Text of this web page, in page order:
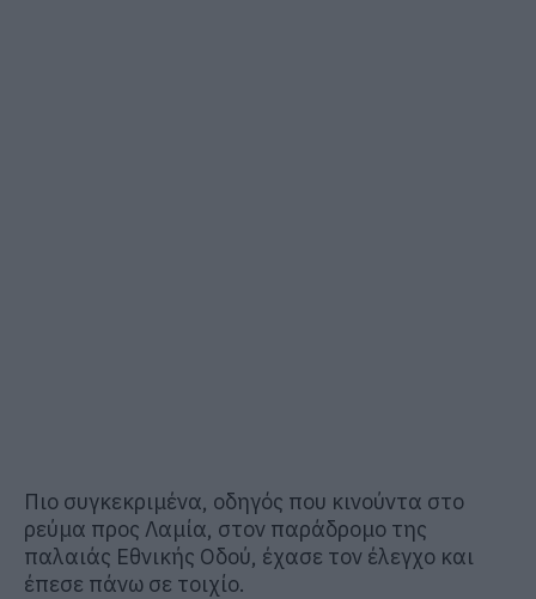
Πιο συγκεκριμένα, οδηγός που κινούντα στο
ρεύμα προς Λαμία, στον παράδρομο της
παλαιάς Εθνικής Οδού, έχασε τον έλεγχο και
έπεσε πάνω σε τοιχίο.